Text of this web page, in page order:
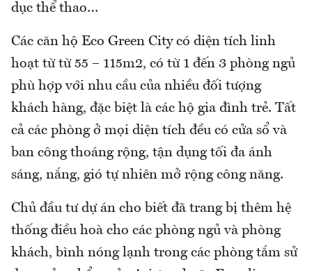
dục thể thao…
Các căn hộ Eco Green City có diện tích linh
hoạt từ từ 55 – 115m2, có từ 1 đến 3 phòng ngủ
phù hợp với nhu cầu của nhiều đối tượng
khách hàng, đặc biệt là các hộ gia đình trẻ. Tất
cả các phòng ở mọi diện tích đều có cửa sổ và
ban công thoáng rộng, tận dụng tối đa ánh
sáng, nắng, gió tự nhiên mở rộng công năng.
Chủ đầu tư dự án cho biết đã trang bị thêm hệ
thống điều hoà cho các phòng ngủ và phòng
khách, bình nóng lạnh trong các phòng tắm sử